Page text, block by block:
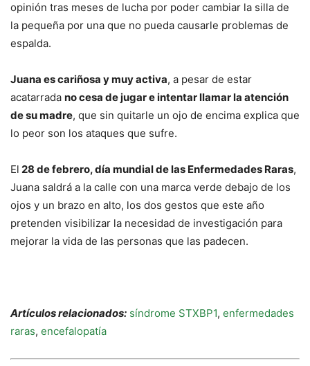
opinión tras meses de lucha por poder cambiar la silla de
la pequeña por una que no pueda causarle problemas de
espalda.
Juana es cariñosa y muy activa, a pesar de estar
acatarrada no cesa de jugar e intentar llamar la atención
de su madre, que sin quitarle un ojo de encima explica que
lo peor son los ataques que sufre.
El 28 de febrero, día mundial de las Enfermedades Raras,
Juana saldrá a la calle con una marca verde debajo de los
ojos y un brazo en alto, los dos gestos que este año
pretenden visibilizar la necesidad de investigación para
mejorar la vida de las personas que las padecen.
Artículos relacionados: síndrome STXBP1, enfermedades
raras, encefalopatía